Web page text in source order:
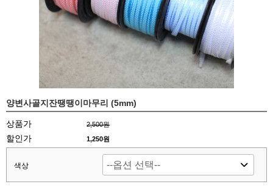
양변사골지잔땡땡이마무리 (5mm)
상품가 2,500원
할인가 1,250원
색상